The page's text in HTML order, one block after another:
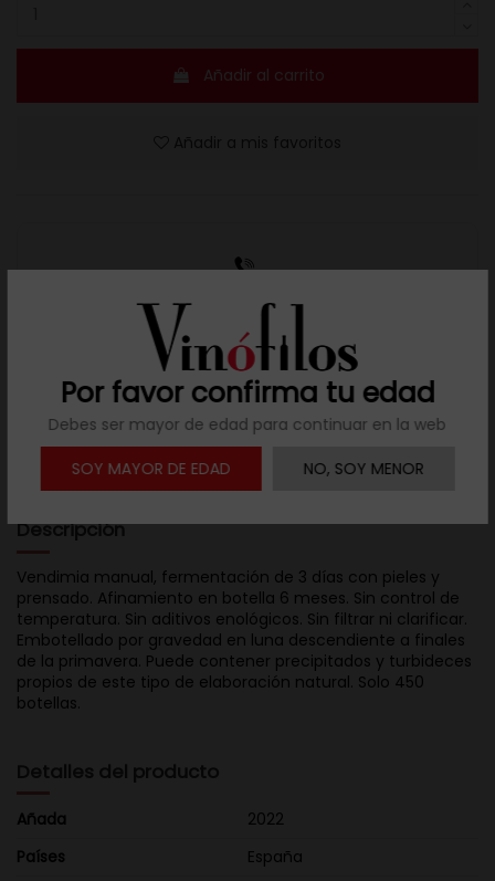
Por favor confirma tu edad
Debes ser mayor de edad para continuar en la web
SOY MAYOR DE EDAD
NO, SOY MENOR
Añadir al carrito
Llámanos al teléfono 691 108 942, de lunes a viernes,
no festivos, de 9h a 17h.
 Descargar ficha
Descripción
Vendimia manual, fermentación de 3 días con pieles y
prensado. Afinamiento en botella 6 meses. Sin control de
temperatura. Sin aditivos enológicos. Sin filtrar ni clarificar.
Embotellado por gravedad en luna descendiente a finales
de la primavera. Puede contener precipitados y turbideces
propios de este tipo de elaboración natural. Solo 450
botellas.
Detalles del producto
Añada
2022
Países
España